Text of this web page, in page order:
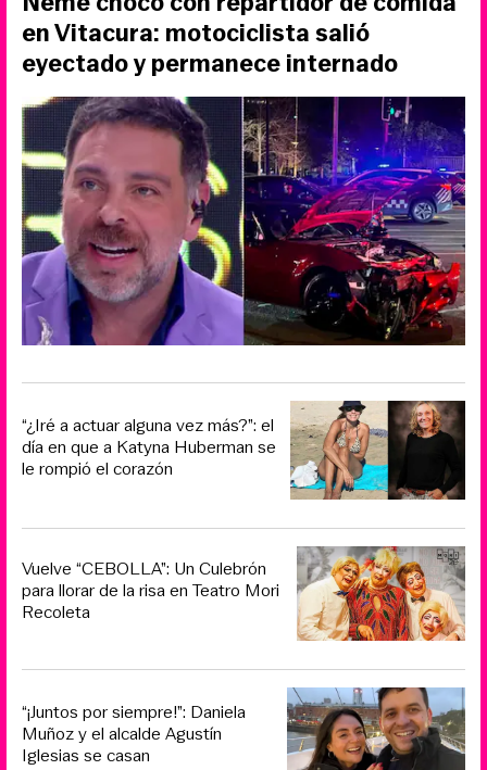
en Vitacura: motociclista salió
eyectado y permanece internado
“¿Iré a actuar alguna vez más?”: el
día en que a Katyna Huberman se
le rompió el corazón
Vuelve “CEBOLLA”: Un Culebrón
para llorar de la risa en Teatro Mori
Recoleta
“¡Juntos por siempre!”: Daniela
Muñoz y el alcalde Agustín
Iglesias se casan